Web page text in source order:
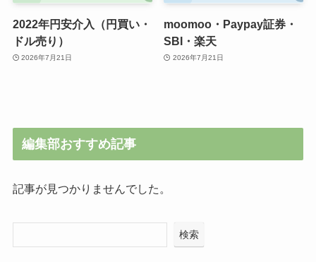
2022年円安介入（円買い・
ドル売り）
2026年7月21日
moomoo・Paypay証券・
SBI・楽天
2026年7月21日
編集部おすすめ記事
記事が見つかりませんでした。
検索